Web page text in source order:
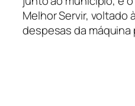
Melhor Servir, voltado
despesas da máquina